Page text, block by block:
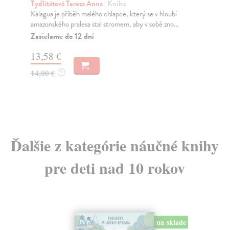
Tydlitátová Tereza Anna| Kniha
Kalagua je příběh malého chlapce, který se v hloubi
amazonského pralesa stal stromem, aby v sobě zno...
Zasielame do 12 dní
13,58 €
14,00 € ?
Ďalšie z kategórie náučné knihy
pre deti nad 10 rokov
na sklade